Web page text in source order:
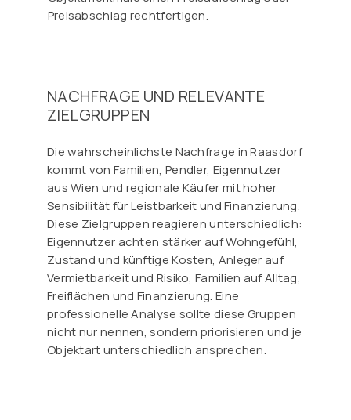
Preisabschlag rechtfertigen.
NACHFRAGE UND RELEVANTE
ZIELGRUPPEN
Die wahrscheinlichste Nachfrage in Raasdorf
kommt von Familien, Pendler, Eigennutzer
aus Wien und regionale Käufer mit hoher
Sensibilität für Leistbarkeit und Finanzierung.
Diese Zielgruppen reagieren unterschiedlich:
Eigennutzer achten stärker auf Wohngefühl,
Zustand und künftige Kosten, Anleger auf
Vermietbarkeit und Risiko, Familien auf Alltag,
Freiflächen und Finanzierung. Eine
professionelle Analyse sollte diese Gruppen
nicht nur nennen, sondern priorisieren und je
Objektart unterschiedlich ansprechen.